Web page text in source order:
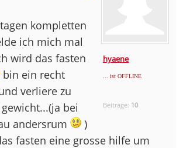
hyaene
... ist OFFLINE
Beiträge: 10
kompletten
ich mich mal
wird das fasten
bin ein recht
verliere zu
bei
andersrum
)
fasten eine grosse hilfe um